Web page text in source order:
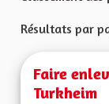
Résultats par
Faire
Turkheim